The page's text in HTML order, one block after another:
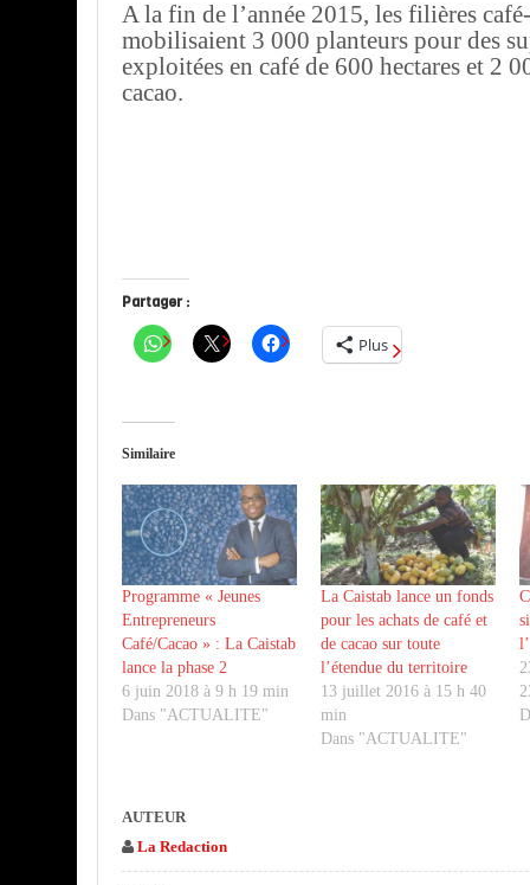
A la fin de l’année 2015, les filières
mobilisaient 3 000 planteurs pour des
exploitées en café de 600 hectares et 2
cacao.
Partager :
Plus
Similaire
Programme « Jeunes
Entrepreneurs
Café/Cacao » : La Caistab
lance la phase 2
6 juin 2018 à 9 h 19 min
Dans "ACTUALITE"
La Caistab lance un fonds
pour les achats de café et
de cacao sur toute
l’étendue du territoire
13 juillet 2016 à 15 h 40
min
Dans "ACTUALITE"
AUTEUR
La Redaction